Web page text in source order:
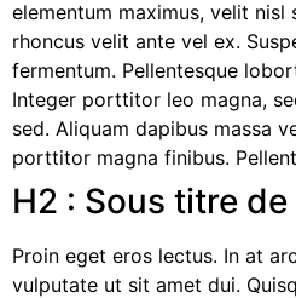
elementum maximus, velit nisl
rhoncus velit ante vel ex.
fermentum. Pellentesque
Integer porttitor leo magna,
sed. Aliquam dapibus massa
porttitor magna finibus.
H2 : Sous titre de
Proin eget eros lectus. In at
vulputate ut sit amet dui.